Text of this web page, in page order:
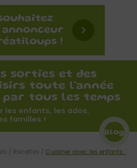
sorties et des
toute l'année
tous les temps
les enfants, les ados,
familles !
Blog
/ Recettes / Cuisiner avec les enfants :